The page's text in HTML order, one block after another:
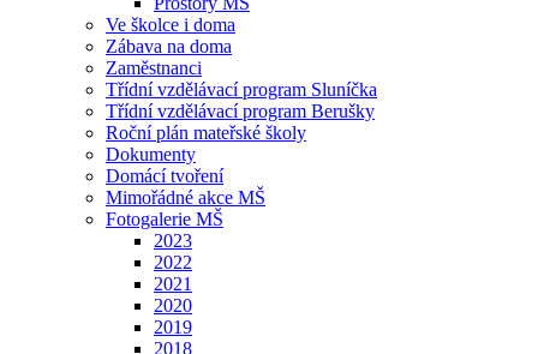
Ve školce i doma
Zábava na doma
Zaměstnanci
Třídní vzdělávací program Sluníčka
Třídní vzdělávací program Berušky
Roční plán mateřské školy
Dokumenty
Domácí tvoření
Mimořádné akce MŠ
Fotogalerie MŠ
2023
2022
2021
2020
2019
2018